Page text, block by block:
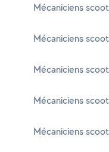
Mécaniciens
Mécaniciens
Mécaniciens
Mécaniciens
Mécaniciens